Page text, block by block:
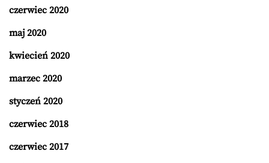
czerwiec 2020
maj 2020
kwiecień 2020
marzec 2020
styczeń 2020
czerwiec 2018
czerwiec 2017